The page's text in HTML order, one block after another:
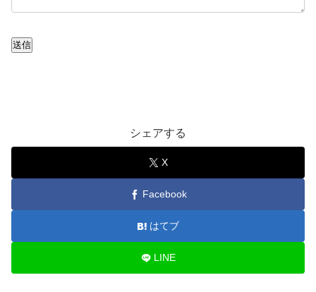
送信
シェアする
X
Facebook
はてブ
LINE